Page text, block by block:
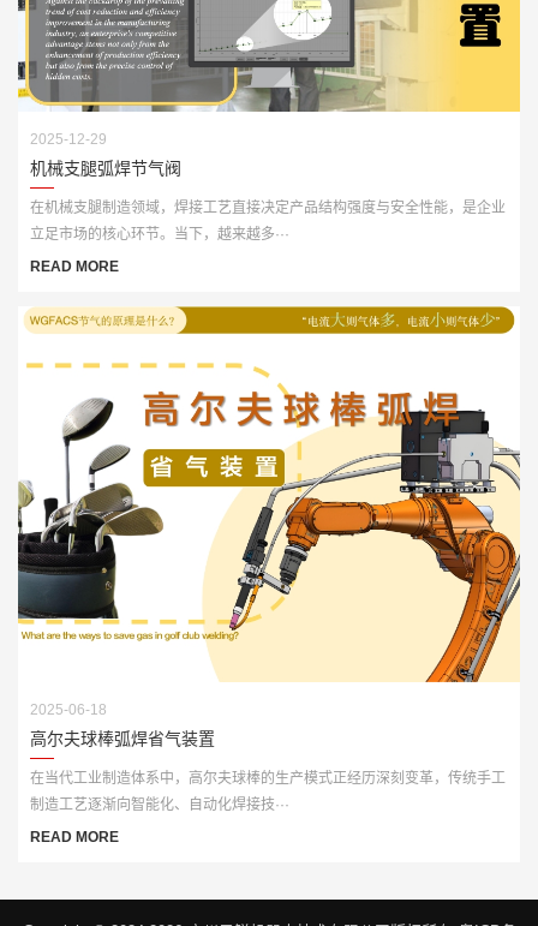
2025-12-29
机械支腿弧焊节气阀
在机械支腿制造领域，焊接工艺直接决定产品结构强度与安全性能，是企业
立足市场的核心环节。当下，越来越多···
READ MORE
2025-06-18
高尔夫球棒弧焊省气装置
在当代工业制造体系中，高尔夫球棒的生产模式正经历深刻变革，传统手工
制造工艺逐渐向智能化、自动化焊接技···
READ MORE